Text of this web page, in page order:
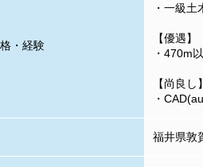
・経験
・一級
【優遇】
・470m
【尚良し】
・
福井県